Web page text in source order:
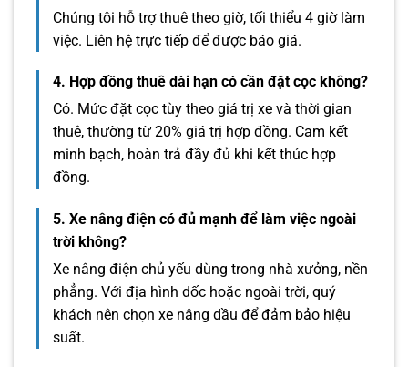
Chúng tôi hỗ trợ thuê theo giờ, tối thiểu 4 giờ làm
việc. Liên hệ trực tiếp để được báo giá.
4. Hợp đồng thuê dài hạn có cần đặt cọc không?
Có. Mức đặt cọc tùy theo giá trị xe và thời gian
thuê, thường từ 20% giá trị hợp đồng. Cam kết
minh bạch, hoàn trả đầy đủ khi kết thúc hợp
đồng.
5. Xe nâng điện có đủ mạnh để làm việc ngoài
trời không?
Xe nâng điện chủ yếu dùng trong nhà xưởng, nền
phẳng. Với địa hình dốc hoặc ngoài trời, quý
khách nên chọn xe nâng dầu để đảm bảo hiệu
suất.